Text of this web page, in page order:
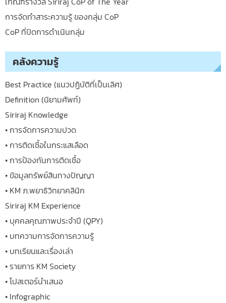
การจัดทำสาระความรู้ ของกลุ่ม CoP
CoP ที่ปิดการดำเนินกลุ่ม
คลังความรู้
Best Practice (แนวปฏิบัติที่เป็นเลิศ)
Definition (นิยามศัพท์)
Siriraj Knowledge
• การจัดการความปวด
• การติดเชื้อในกระแสเลือด
• การป้องกันการติดเชื้อ
• ข้อมูลทรัพย์สินทางปัญญา
• KM ภ.พยาธิวิทยาคลินิก
Siriraj KM Experience
• บุคคลคุณภาพประจำปี (QPY)
• บทความการจัดการความรู้
• บทเรียนและเรื่องเล่า
• รายการ KM Society
• โปสเตอร์นำเสนอ
• Infographic